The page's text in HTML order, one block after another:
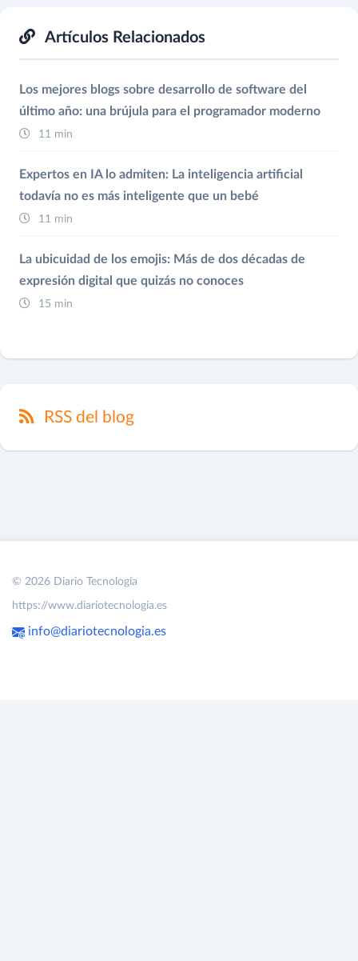
Artículos Relacionados
Los mejores blogs sobre desarrollo de software del
último año: una brújula para el programador moderno
11 min
Expertos en IA lo admiten: La inteligencia artificial
todavía no es más inteligente que un bebé
11 min
La ubicuidad de los emojis: Más de dos décadas de
expresión digital que quizás no conoces
15 min
RSS del blog
© 2026 Diario Tecnología
https://www.diariotecnologia.es
info@diariotecnologia.es